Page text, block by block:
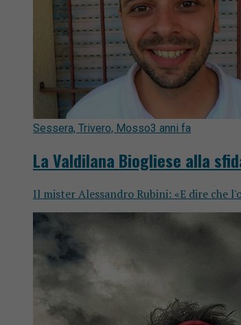
Sessera, Trivero, Mosso3 anni fa
La Valdilana Biogliese alla
Il mister Alessandro Rubini: «E dire che